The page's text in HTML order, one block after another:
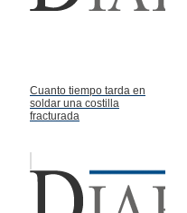
Cuanto tiempo tarda en
soldar una costilla
fracturada